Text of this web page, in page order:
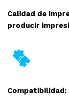
Calidad de
producir
Compatibilidad: